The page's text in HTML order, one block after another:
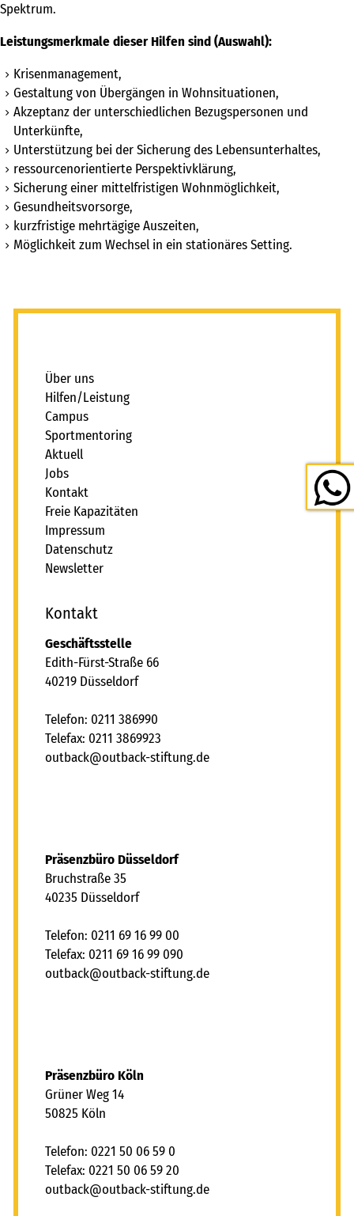
aktuell
karriere
kontakt
freie kapazitäten
FAIRMILIE
initiativbewerbung
Spektrum.
Leistungsmerkmale dieser Hilfen sind (Auswahl):
Krisenmanagement,
Gestaltung von Übergängen in Wohnsituationen,
Akzeptanz der unterschiedlichen Bezugspersonen und
Unterkünfte,
Unterstützung bei der Sicherung des Lebensunterhaltes,
ressourcenorientierte Perspektivklärung,
Sicherung einer mittelfristigen Wohnmöglichkeit,
Gesundheitsvorsorge,
kurzfristige mehrtägige Auszeiten,
Möglichkeit zum Wechsel in ein stationäres Setting.
Über uns
Hilfen/Leistung
Campus
Sportmentoring
Aktuell
Jobs
Kontakt
Freie Kapazitäten
Impressum
Datenschutz
Newsletter
Kontakt
Geschäftsstelle
Edith-Fürst-Straße 66
40219 Düsseldorf
Telefon: 0211 386990
Telefax: 0211 3869923
tb ck tb ck-stft ngd
Präsenzbüro Düsseldorf
Bruchstraße 35
40235 Düsseldorf
Telefon: 0211 69 16 99 00
Telefax: 0211 69 16 99 090
tb ck tb ck-stft ngd
Präsenzbüro Köln
Grüner Weg 14
50825 Köln
Telefon: 0221 50 06 59 0
Telefax: 0221 50 06 59 20
tb ck tb ck-stft ngd